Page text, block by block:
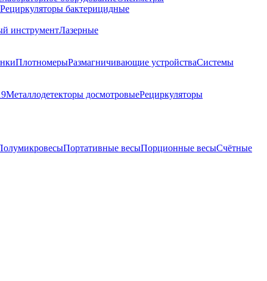
Рециркуляторы бактерицидные
инструментЛазерные
ПлотномерыРазмагничивающие устройстваСистемы
Металлодетекторы досмотровыеРециркуляторы
Портативные весыПорционные весыСчётные